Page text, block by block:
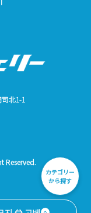
カテゴリー
から探す
北1-1
Reserved.